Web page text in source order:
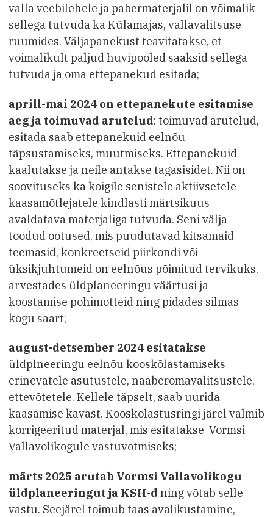
valla veebilehele ja pabermaterjalil on võimalik
sellega tutvuda ka Külamajas, vallavalitsuse
ruumides. Väljapanekust teavitatakse, et
võimalikult paljud huvipooled saaksid sellega
tutvuda ja oma ettepanekud esitada;
aprill-mai 2024 on ettepanekute esitamise
aeg ja toimuvad arutelud: toimuvad arutelud,
esitada saab ettepanekuid eelnõu
täpsustamiseks, muutmiseks. Ettepanekuid
kaalutakse ja neile antakse tagasisidet. Nii on
soovituseks ka kõigile senistele aktiivsetele
kaasamõtlejatele kindlasti märtsikuus
avaldatava materjaliga tutvuda. Seni välja
toodud ootused, mis puudutavad kitsamaid
teemasid, konkreetseid piirkondi või
üksikjuhtumeid on eelnõus põimitud tervikuks,
arvestades üldplaneeringu väärtusi ja
koostamise põhimõtteid ning pidades silmas
kogu saart;
august-detsember 2024 esitatakse
üldplneeringu eelnõu kooskõlastamiseks
erinevatele asutustele, naaberomavalitsustele,
ettevõtetele. Kellele täpselt, saab uurida
kaasamise kavast. Kooskõlastusringi järel valmib
korrigeeritud materjal, mis esitatakse Vormsi
Vallavolikogule vastuvõtmiseks;
märts 2025 arutab Vormsi Vallavolikogu
üldplaneeringut ja KSH-d ning võtab selle
vastu. Seejärel toimub taas avalikustamine,